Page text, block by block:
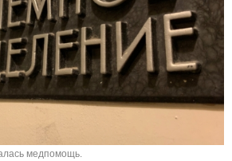
медпомощь.